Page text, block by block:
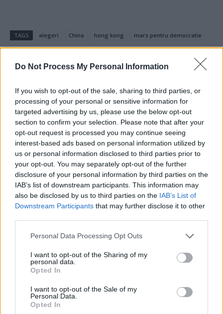
Do Not Process My Personal Information
If you wish to opt-out of the sale, sharing to third parties, or
processing of your personal or sensitive information for
targeted advertising by us, please use the below opt-out
section to confirm your selection. Please note that after your
opt-out request is processed you may continue seeing
interest-based ads based on personal information utilized by
us or personal information disclosed to third parties prior to
your opt-out. You may separately opt-out of the further
disclosure of your personal information by third parties on the
IAB’s list of downstream participants. This information may
also be disclosed by us to third parties on the IAB’s List of
Downstream Participants that may further disclose it to other
Personal Data Processing Opt Outs
I want to opt-out of the Sharing of my
personal data.
Opted In
I want to opt-out of the Sale of my
Personal Data.
Opted In
TAGS alegeri China hong kong
mars pentru democratie
proteste
Articolul precedent
Ucraina, primul protest
împotriva lui Zelenski,
președintele-actor: „Fără
înțelegeri cu Putin!”
Articolul următor
Dictatorul Kim amenință din
nou lumea cu bomba
atomică! Trump tocmai îl
lăudase